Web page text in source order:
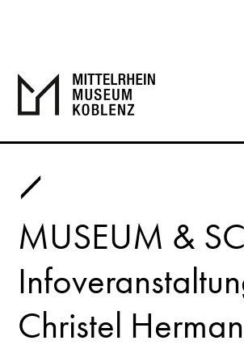
MUSEUM &
Christel